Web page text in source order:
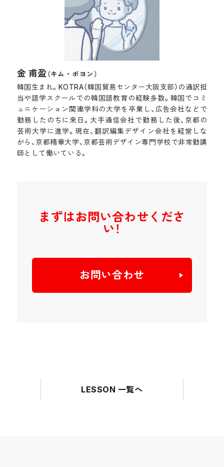
金 甫盈 （キム・ボヨン）
韓国生まれ。KOTRA（韓国貿易センター大阪支部）の通訳担
当や語学スクールでの韓国語教育の経験多数。韓国でコミ
ュニケーション関連学科の大学を卒業し、広告会社などで
勤務したのちに来日。大手通信会社で勤務した後、京都の
芸術大学に進学。現在、翻訳編集デザイン会社を経営しな
がら、京都精華大学、京都芸術デザイン専門学校で非常勤講
師として働いている。
まずはお問い合わせくださ
い！
お問い合わせ
LESSON 一覧へ